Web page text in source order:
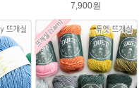
7,900원